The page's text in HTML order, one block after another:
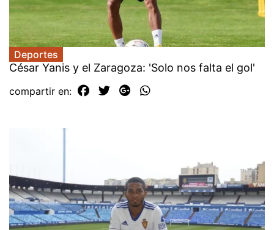
Deportes
César Yanis y el Zaragoza: 'Solo nos falta el gol'
compartir en: